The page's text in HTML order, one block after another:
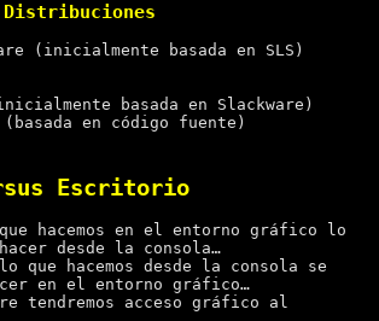
(inicialmente basada en SLS)
basada en Slackware)
(basada en código fuente)
Escritorio
hacemos en el entorno gráfico lo
hacer desde la consola…
que hacemos desde la consola se
en el entorno gráfico…
tendremos acceso gráfico al